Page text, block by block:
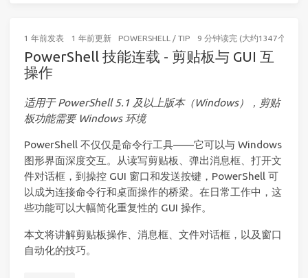
1 年前发表 1 年前更新 POWERSHELL / TIP 9 分钟读完 (大约1347个字)
PowerShell 技能连载 - 剪贴板与 GUI 互
操作
适用于 PowerShell 5.1 及以上版本（Windows），剪贴
板功能需要 Windows 环境
PowerShell 不仅仅是命令行工具——它可以与 Windows
图形界面深度交互。从读写剪贴板、弹出消息框、打开文
件对话框，到操控 GUI 窗口和发送按键，PowerShell 可
以成为连接命令行和桌面操作的桥梁。在日常工作中，这
些功能可以大幅简化重复性的 GUI 操作。
本文将讲解剪贴板操作、消息框、文件对话框，以及窗口
自动化的技巧。